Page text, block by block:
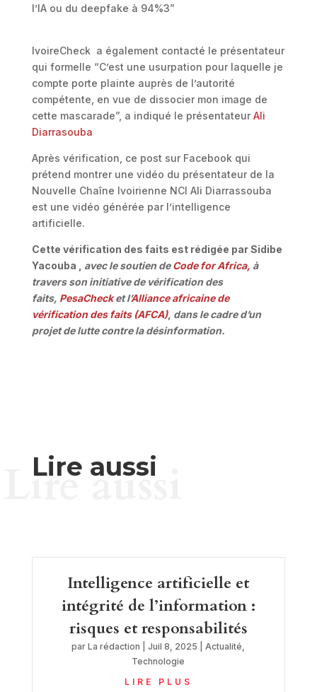
l’IA ou du deepfake à 94%3”
IvoireCheck a également contacté le présentateur
qui formelle “C’est une usurpation pour laquelle je
compte porte plainte auprès de l’autorité
compétente, en vue de dissocier mon image de
cette mascarade”, a indiqué le présentateur Ali
Diarrasouba
Après vérification, ce post sur Facebook qui
prétend montrer une vidéo du présentateur de la
Nouvelle Chaîne Ivoirienne NCI Ali Diarrassouba
est une vidéo générée par l’intelligence
artificielle.
Cette vérification des faits est rédigée par Sidibe
Yacouba , avec le soutien deCode for Africa, à
travers son initiative de vérification des
faits, PesaChecket l’Alliance africaine de
vérification des faits (AFCA), dans le cadre d’un
projet de lutte contre la désinformation.
Lire aussi
Lire aussi
Intelligence artificielle et
intégrité de l’information :
risques et responsabilités
parLa rédaction |Juil 8, 2025 Actualité
Technologie
LIRE PLUS